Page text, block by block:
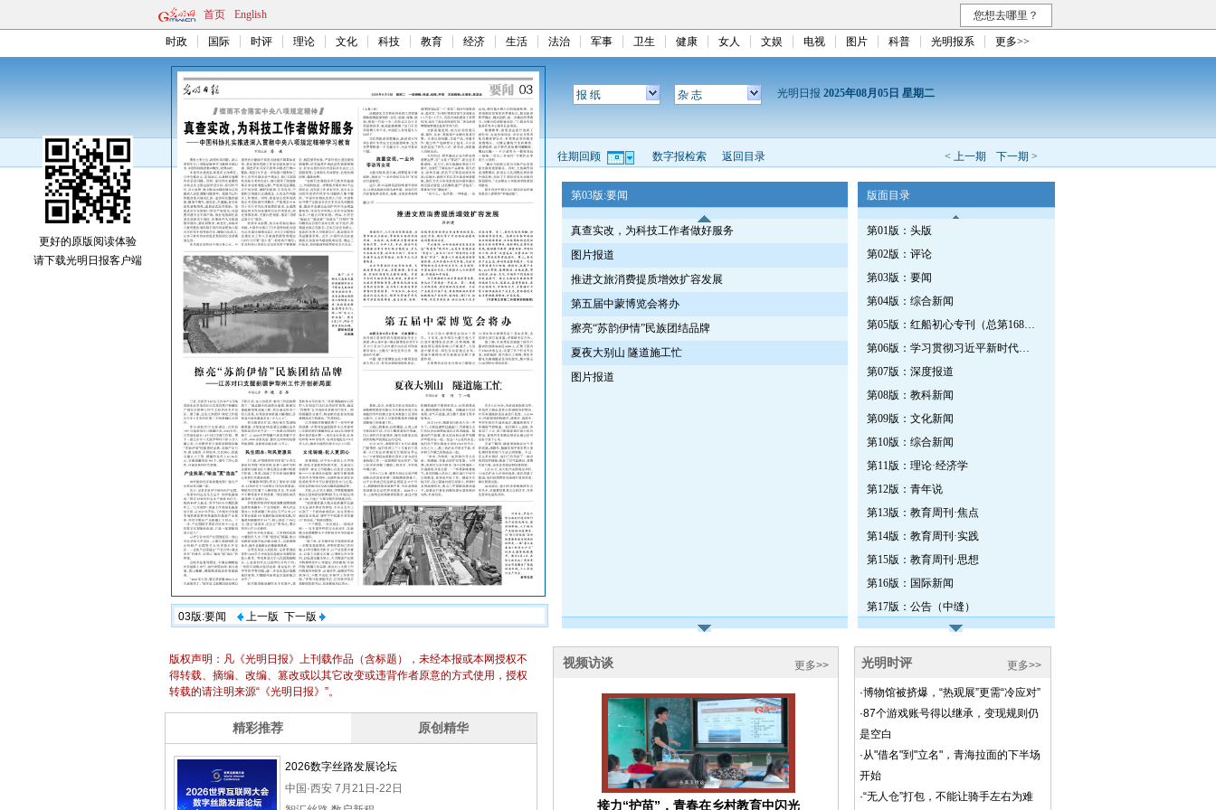
首页 English 您想去哪里？
时政 国际 时评 理论 文化 科技 教育 经济 生活 法治 军事 卫生 健康 女人 文娱 电视 图片 科普 光明报系 更多>>
03版:要闻 上一版 下一版
报 纸 杂 志 光明日报 2025年08月05日 星期二
< 上一期 下一期 >
往期回顾 数字报检索 返回目录
第03版:要闻
真查实改，为科技工作者做好服务
图片报道
推进文旅消费提质增效扩容发展
第五届中蒙博览会将办
擦亮“苏韵伊情”民族团结品牌
夏夜大别山 隧道施工忙
图片报道
版面目录
第01版：头版
第02版：评论
第03版：要闻
第04版：综合新闻
第05版：红船初心专刊（总第1680期）
第06版：学习贯彻习近平新时代中国特色社会主义思想专刊
第07版：深度报道
第08版：教科新闻
第09版：文化新闻
第10版：综合新闻
第11版：理论·经济学
第12版：青年说
第13版：教育周刊·焦点
第14版：教育周刊·实践
第15版：教育周刊·思想
第16版：国际新闻
第17版：公告（中缝）
更好的原版阅读体验
请下载光明日报客户端